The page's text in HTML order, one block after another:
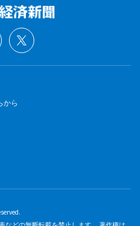
から